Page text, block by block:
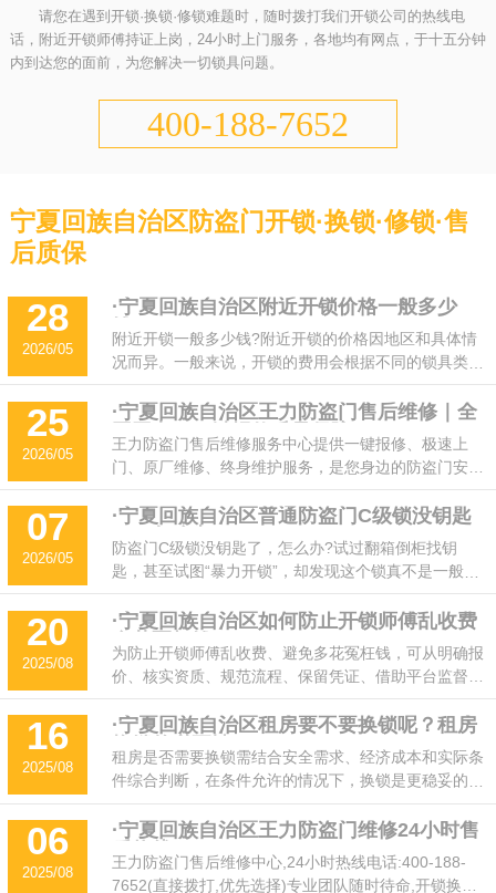
请您在遇到开锁·换锁·修锁难题时，随时拨打我们开锁公司的热线电
话，附近开锁师傅持证上岗，24小时上门服务，各地均有网点，于十五分钟
内到达您的面前，为您解决一切锁具问题。
400-188-7652
宁夏回族自治区防盗门开锁·换锁·修锁·售
后质保
28
2026/05
·宁夏回族自治区附近开锁价格一般多少
钱？
附近开锁一般多少钱?附近开锁的价格因地区和具体情
况而异。一般来说，开锁的费用会根据不同的锁具类
型、难易程度和时间等因素而有所不同。一般情况下，
普通门开锁的价格通常在50。但是，具体的价格还是需
要根据实际情况来确定，建议您在需要开锁时，直接联
系附近的开锁师傅，他们会根据您的具体情况给出准确
的报价。
25
2026/05
·宁夏回族自治区王力防盗门售后维修｜全
国网点，一键报修质量保障
王力防盗门售后维修服务中心提供一键报修、极速上
门、原厂维修、终身维护服务，是您身边的防盗门安全
管家。王力防盗门维修网点，实现 “就近派单、快速响
应、本地化服务”。无论您身处大城市，还是县城、乡
镇，拨打全国统一售后热线 400-188-7652，即可匹配
附近专业技师，告别等待与推诿。
07
2026/05
·宁夏回族自治区普通防盗门C级锁没钥匙
了，怎么办？
防盗门C级锁没钥匙了，怎么办?试过翻箱倒柜找钥
匙，甚至试图“暴力开锁”，却发现这个锁真不是一般的
硬核!别慌，今天及时开开锁师傅为大家送上专业指
南：三种开锁方法与费用详解，带你轻松化解难题。
20
2025/08
·宁夏回族自治区如何防止开锁师傅乱收费
多花冤枉钱？
为防止开锁师傅乱收费、避免多花冤枉钱，可从明确报
价、核实资质、规范流程、保留凭证、借助平台监督等
关键环节入手，以下是具体操作建议
16
2025/08
·宁夏回族自治区租房要不要换锁呢？租房
换锁的必要性
租房是否需要换锁需结合安全需求、经济成本和实际条
件综合判断，在条件允许的情况下，换锁是更稳妥的选
择。以下是具体分析：
06
2025/08
·宁夏回族自治区王力防盗门维修24小时售
后热线400-188-7652
王力防盗门售后维修中心,24小时热线电话:400-188-
7652(直接拨打,优先选择)专业团队随时待命,开锁换锁,